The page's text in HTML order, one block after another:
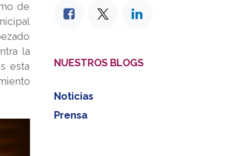
de
la
esta
NUESTROS BLOGS
Noticias
Prensa